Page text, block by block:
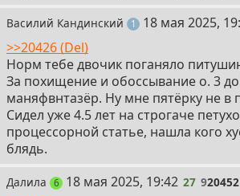
Василий Кандинский 1 пост
26
18 мая 2025,
>>20426 (Del)
Норм тебе двочик поганяло
За похищение и обоссывание о. 3 до
маняфвнтазёр. Ну мне пятёрку не в
Сидел уже 4.5 лет на строгаче
процессорной статье, нашла кого
блядь.
Далила 6постов
27
18 мая 2025, 19:42 27 920452